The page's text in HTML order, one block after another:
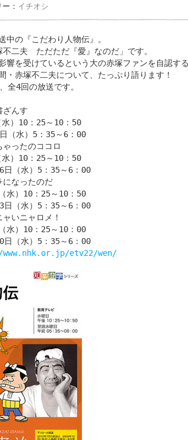
： イチオシ
中の『こだわり人物伝』。
不二夫 ただただ『愛』なのだ」です。
響を受けているという大の赤塚ファンを自認す
・赤塚不二夫について、たっぷり語ります！
全4回の放送です。
ざんす
10：25～10：50
水）5：35～6：00
ったのココロ
10：25～10：50
水）5：35～6：00
になったのだ
）10：25～10：50
水）5：35～6：00
いニャロメ！
）10：25～10：00
水）5：35～6：00
etv22/wen/